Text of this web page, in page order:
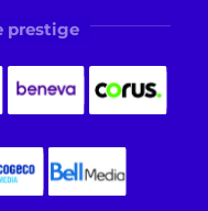
prestige